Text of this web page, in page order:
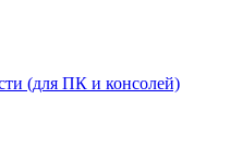
(для ПК и консолей)